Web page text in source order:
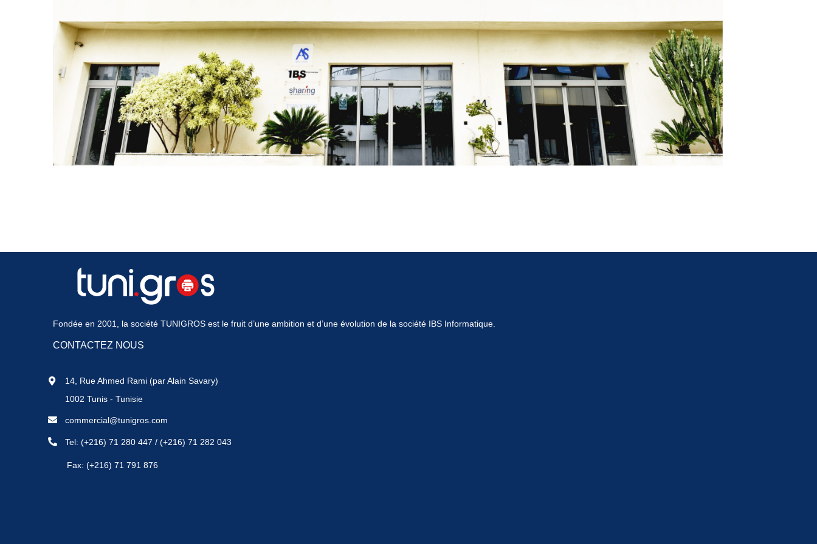
Fondée en 2001, la société TUNIGROS est le fruit d’une ambition et d’une évolution de la société IBS Informatique.
CONTACTEZ NOUS
14, Rue Ahmed Rami (par Alain Savary)
1002 Tunis - Tunisie
commercial@tunigros.com
Tel: (+216) 71 280 447 / (+216) 71 282 043
Fax: (+216) 71 791 876